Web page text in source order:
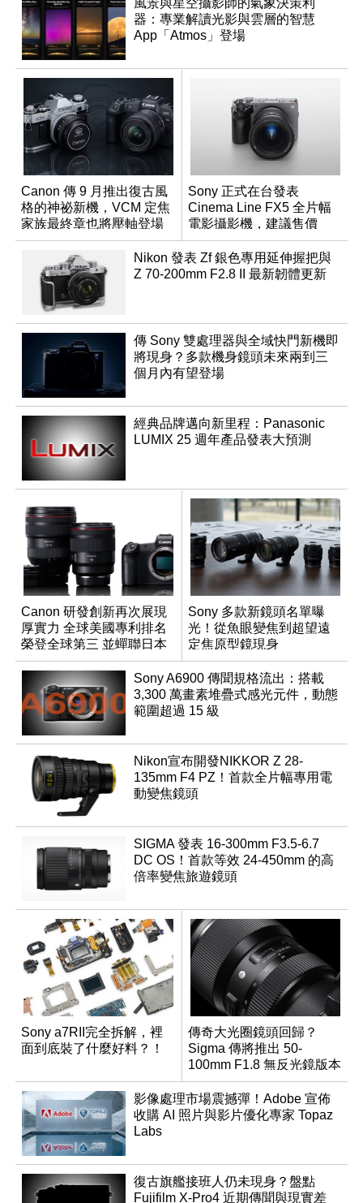
風景與星空攝影師的氣象決策利
器：專業解讀光影與雲層的智慧
App「Atmos」登場
Canon 傳 9 月推出復古風
格的神祕新機，VCM 定焦
家族最終章也將壓軸登場
Sony 正式在台發表
Cinema Line FX5 全片幅
電影攝影機，建議售價
NT$144,980
Nikon 發表 Zf 銀色專用延伸握把與
Z 70-200mm F2.8 II 最新韌體更新
傳 Sony 雙處理器與全域快門新機即
將現身？多款機身鏡頭未來兩到三
個月內有望登場
經典品牌邁向新里程：Panasonic
LUMIX 25 週年產品發表大預測
Canon 研發創新再次展現
厚實力 全球美國專利排名
榮登全球第三 並蟬聯日本
企業排名榜首
Sony 多款新鏡頭名單曝
光！從魚眼變焦到超望遠
定焦原型鏡現身
Sony A6900 傳聞規格流出：搭載
3,300 萬畫素堆疊式感光元件，動態
範圍超過 15 級
Nikon宣布開發NIKKOR Z 28-
135mm F4 PZ！首款全片幅專用電
動變焦鏡頭
SIGMA 發表 16-300mm F3.5-6.7
DC OS！首款等效 24-450mm 的高
倍率變焦旅遊鏡頭
Sony a7RII完全拆解，裡
面到底裝了什麼好料？！
傳奇大光圈鏡頭回歸？
Sigma 傳將推出 50-
100mm F1.8 無反光鏡版本
影像處理市場震撼彈！Adobe 宣佈
收購 AI 照片與影片優化專家 Topaz
Labs
復古旗艦接班人仍未現身？盤點
Fujifilm X-Pro4 近期傳聞與現實差